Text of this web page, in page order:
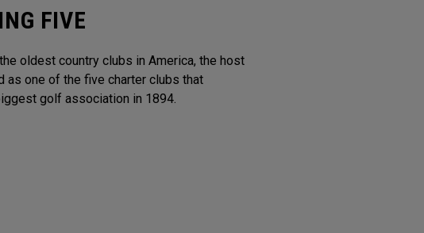
FIVE
oldest country clubs in America, the host
as one of the five charter clubs that
golf association in 1894.